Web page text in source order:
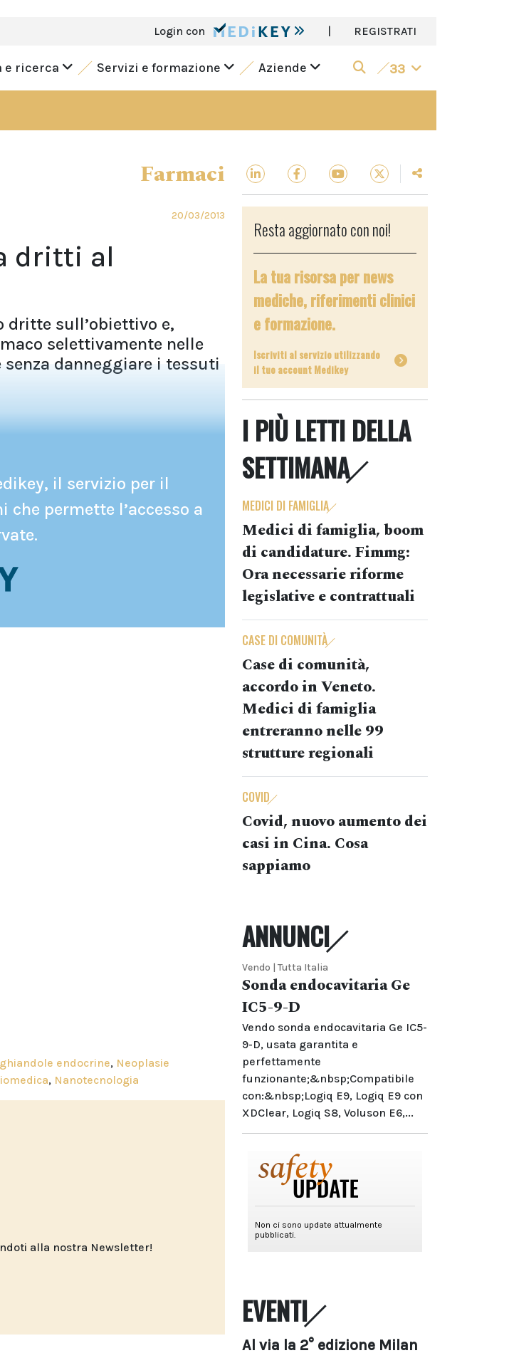
Login con | REGISTRATI
e ricerca Servizi e formazione Aziende 33
Farmaci
20/03/2013
dritti al
dritte sull’obiettivo e,
selettivamente nelle
danneggiare i tessuti
il servizio per il
permette l’accesso a
endocrine, Neoplasie
, Nanotecnologia
alla nostra Newsletter!
Resta aggiornato con noi!
La tua risorsa per news
mediche, riferimenti clinici
e formazione.
Iscriviti al servizio utilizzando
il tuo account Medikey
I PIÙ LETTI DELLA
SETTIMANA
MEDICI DI FAMIGLIA
Medici di famiglia, boom
di candidature. Fimmg:
Ora necessarie riforme
legislative e contrattuali
CASE DI COMUNITÀ
Case di comunità,
accordo in Veneto.
Medici di famiglia
entreranno nelle 99
strutture regionali
COVID
Covid, nuovo aumento dei
casi in Cina. Cosa
sappiamo
ANNUNCI
Vendo | Tutta Italia
Sonda endocavitaria Ge
IC5-9-D
Vendo sonda endocavitaria Ge IC5-
9-D, usata garantita e
perfettamente
funzionante;&nbsp;Compatibile
con:&nbsp;Logiq E9, Logiq E9 con
XDClear, Logiq S8, Voluson E6,...
EVENTI
Al via la 2° edizione Milan